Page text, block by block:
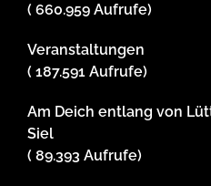
( 660.959 Aufrufe)
Veranstaltungen
( 187.591 Aufrufe)
Am Deich entlang von
Siel
( 89.393 Aufrufe)